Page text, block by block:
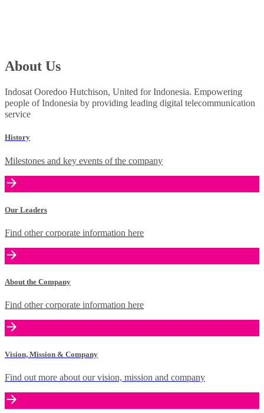
About Us
Indosat Ooredoo Hutchison, United for Indonesia. Empowering
people of Indonesia by providing leading digital telecommunication
service
History
Milestones and key events of the company
Our Leaders
Find other corporate information here
About the Company
Find other corporate information here
Vision, Mission & Company
Find out more about our vision, mission and company